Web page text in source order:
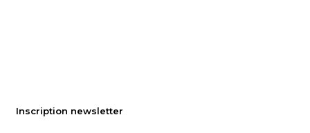
Inscription newsletter